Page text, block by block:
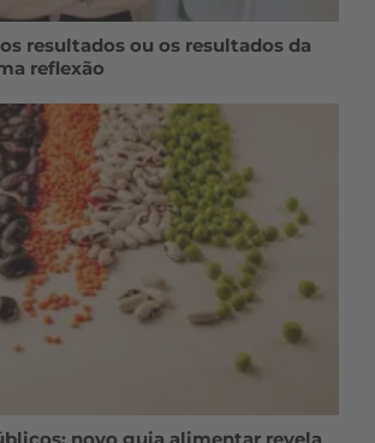
resultados ou os resultados da
reflexão